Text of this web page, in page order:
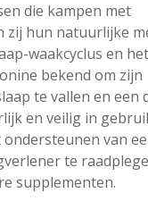
die kampen met
zij hun natuurlijke
waakcyclus en het
bekend om zijn
te vallen en een
en veilig in
van
te
supplementen.